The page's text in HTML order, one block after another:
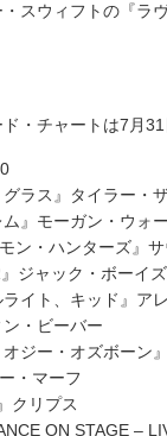
スウィフトの『ラ
・チャートは7月31
ラス』タイラー・
』モーガン・ウォ
ン・ハンターズ』
ジャック・ボーイズ
イト、キッド』ア
・ビーバー
ジー・オズボーン
・マーフ
クリプス
ON STAGE –